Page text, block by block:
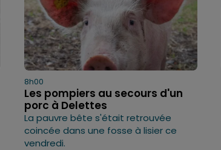
8h00
Les pompiers au secours d'un
porc à Delettes
La pauvre bête s'était retrouvée
coincée dans une fosse à lisier ce
vendredi.